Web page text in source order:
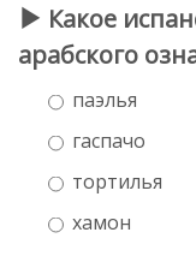
Какое
арабского
паэлья
гаспачо
тортилья
хамон